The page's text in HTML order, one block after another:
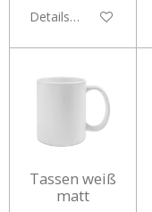
Details anzeigen
Tassen weiß
matt